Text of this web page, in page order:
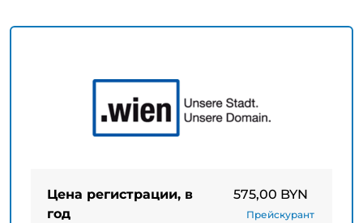
Цена регистрации, в
год
575,00 BYN
Прейскурант